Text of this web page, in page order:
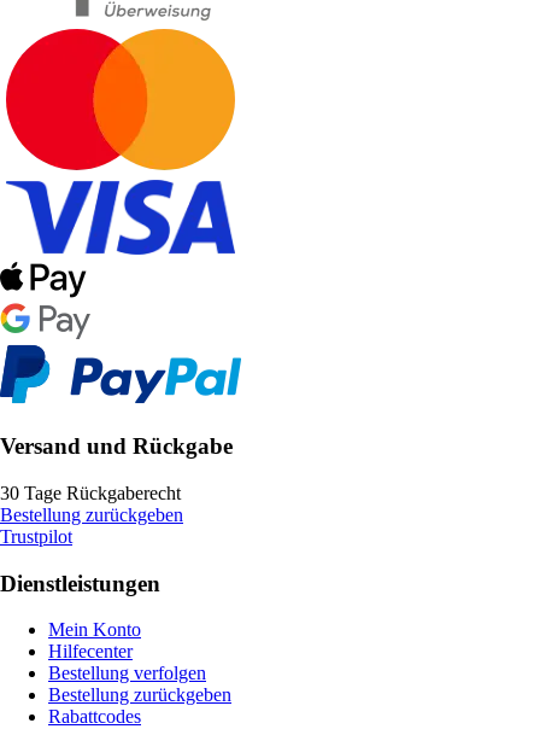
Versand und Rückgabe
30 Tage Rückgaberecht
Bestellung zurückgeben
Trustpilot
Dienstleistungen
Mein Konto
Hilfecenter
Bestellung verfolgen
Bestellung zurückgeben
Rabattcodes